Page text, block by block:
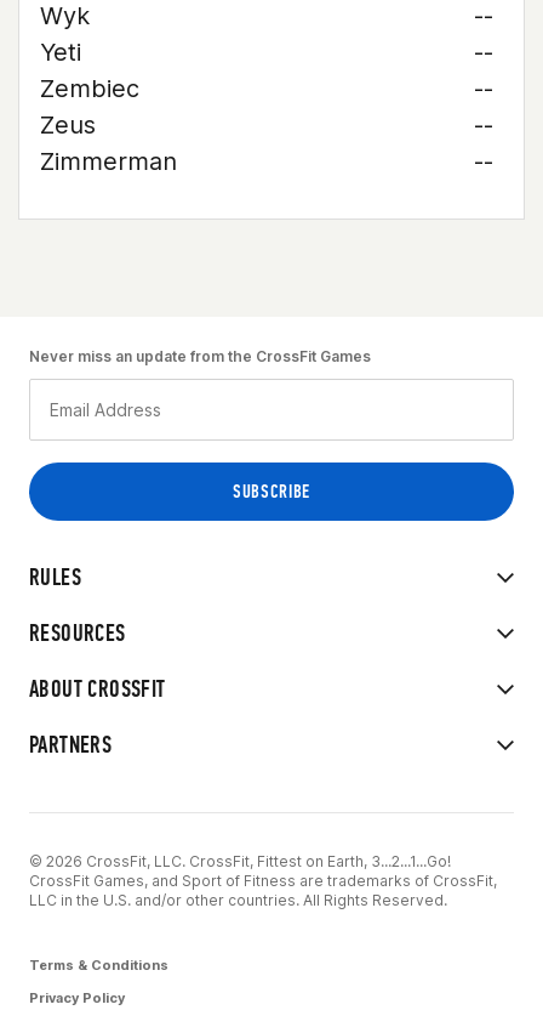
Wyk
--
Yeti
--
Zembiec
--
Zeus
--
Zimmerman
--
RULES
RESOURCES
ABOUT CROSSFIT
PARTNERS
Never miss an update from the CrossFit Games
© 2026 CrossFit, LLC. CrossFit, Fittest on Earth, 3...2...1...Go!
CrossFit Games, and Sport of Fitness are trademarks of CrossFit,
LLC in the U.S. and/or other countries. All Rights Reserved.
Terms & Conditions
Privacy Policy